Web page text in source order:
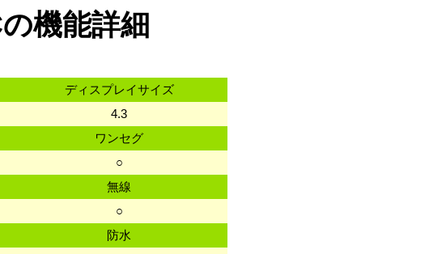
機能詳細
ディスプレイサイズ
4.3
ワンセグ
○
無線
○
防水